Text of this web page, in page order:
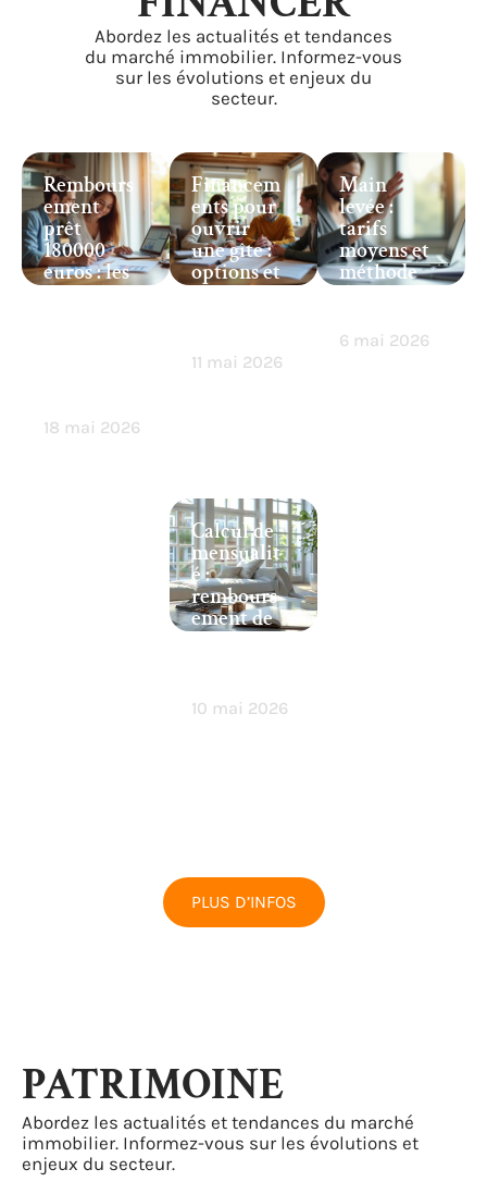
Abordez les actualités et tendances
du marché immobilier. Informez-vous
sur les évolutions et enjeux du
secteur.
Rembours
ement
prêt
180000
euros : les
conseils
18 mai 2026
Financem
ents pour
ouvrir
une gîte :
options et
conseils
11 mai 2026
Calcul de
mensualit
é :
rembours
ement de
200 000
10 mai 2026
Main
levée :
tarifs
moyens et
méthode
de calcul
6 mai 2026
PLUS D’INFOS
PATRIMOINE
Abordez les actualités et tendances du marché
immobilier. Informez-vous sur les évolutions et
enjeux du secteur.